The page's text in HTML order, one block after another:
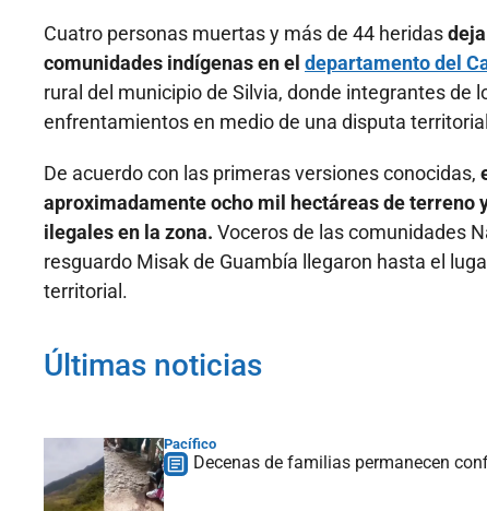
Cuatro personas muertas y más de 44 heridas
comunidades indígenas en el departamento del
rural del municipio de Silvia, donde integrantes
enfrentamientos en medio de una disputa
De acuerdo con las primeras versiones conocidas,
aproximadamente ocho mil hectáreas de terreno
ilegales en la zona. Voceros de las comunidades
resguardo Misak de Guambía llegaron hasta el
territorial.
Últimas noticias
Pacífico
Decenas de familias permanecen